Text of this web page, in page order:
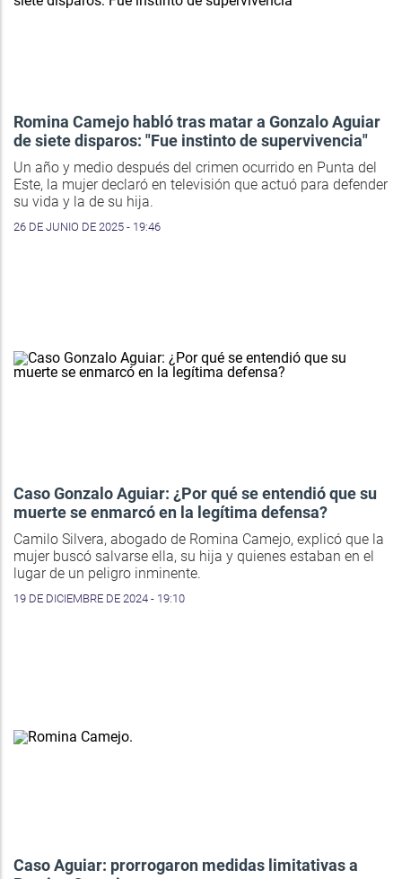
Romina Camejo habló tras matar a Gonzalo Aguiar
de siete disparos: "Fue instinto de supervivencia"
Un año y medio después del crimen ocurrido en Punta del
Este, la mujer declaró en televisión que actuó para defender
su vida y la de su hija.
26 DE JUNIO DE 2025 - 19:46
Caso Gonzalo Aguiar: ¿Por qué se entendió que su
muerte se enmarcó en la legítima defensa?
Camilo Silvera, abogado de Romina Camejo, explicó que la
mujer buscó salvarse ella, su hija y quienes estaban en el
lugar de un peligro inminente.
19 DE DICIEMBRE DE 2024 - 19:10
Caso Aguiar: prorrogaron medidas limitativas a